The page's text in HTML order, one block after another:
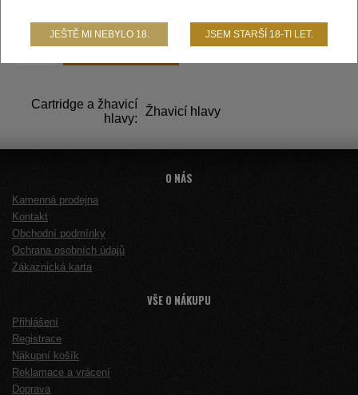
DO KOŠÍKU
Cartridge a žhavicí
hlavy:
Žhavicí hlavy
O NÁS
Kamenná prodejna
Kontakt
Obchodní podmínky
Ochrana osobních údajů
Zákaznická karta
VŠE O NÁKUPU
Přihlášení
Registrace
Nákupní košík
Reklamace a vrácení
Doprava
JEŠTĚ MI NEBYLO 18. JSEM STARŠÍ 18-TI LET.